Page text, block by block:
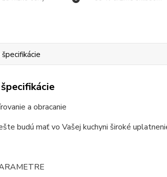
a obracanie
budú mať vo Vašej kuchyni široké